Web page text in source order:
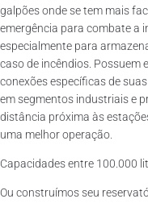
galpões onde se tem mais
emergência para combate a
especialmente para
caso de incêndios. Possuem
conexões específicas de
em segmentos industriais e
distância próxima às
uma melhor operação.
Capacidades entre 100.000
Ou construímos seu